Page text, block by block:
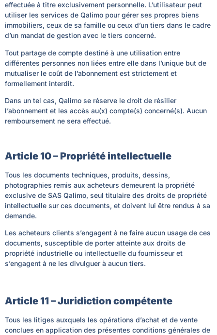
effectuée à titre exclusivement personnelle. L’utilisateur peut
utiliser les services de Qalimo pour gérer ses propres biens
immobiliers, ceux de sa famille ou ceux d’un tiers dans le cadre
d’un mandat de gestion avec le tiers concerné.
Tout partage de compte destiné à une utilisation entre
différentes personnes non liées entre elle dans l’unique but de
mutualiser le coût de l’abonnement est strictement et
formellement interdit.
Dans un tel cas, Qalimo se réserve le droit de résilier
l’abonnement et les accès au(x) compte(s) concerné(s). Aucun
remboursement ne sera effectué.
Article 10 – Propriété intellectuelle
Tous les documents techniques, produits, dessins,
photographies remis aux acheteurs demeurent la propriété
exclusive de SAS Qalimo, seul titulaire des droits de propriété
intellectuelle sur ces documents, et doivent lui être rendus à sa
demande.
Les acheteurs clients s’engagent à ne faire aucun usage de ces
documents, susceptible de porter atteinte aux droits de
propriété industrielle ou intellectuelle du fournisseur et
s’engagent à ne les divulguer à aucun tiers.
Article 11 – Juridiction compétente
Tous les litiges auxquels les opérations d’achat et de vente
conclues en application des présentes conditions générales de